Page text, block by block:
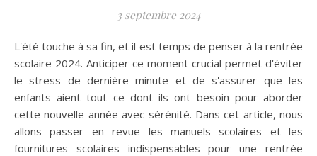
3 septembre 2024
L'été touche à sa fin, et il est temps de penser à la rentrée
scolaire 2024. Anticiper ce moment crucial permet d'éviter
le stress de dernière minute et de s'assurer que les
enfants aient tout ce dont ils ont besoin pour aborder
cette nouvelle année avec sérénité. Dans cet article, nous
allons passer en revue les manuels scolaires et les
fournitures scolaires indispensables pour une rentrée